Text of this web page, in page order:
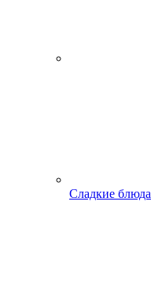
Сладкие блюда